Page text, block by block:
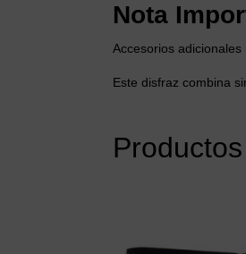
Nota
Accesorios
Este disfraz combina